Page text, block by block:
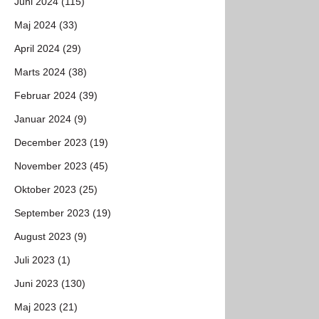
Maj 2024 (33)
April 2024 (29)
Marts 2024 (38)
Februar 2024 (39)
Januar 2024 (9)
December 2023 (19)
November 2023 (45)
Oktober 2023 (25)
September 2023 (19)
August 2023 (9)
Juli 2023 (1)
Juni 2023 (130)
Maj 2023 (21)